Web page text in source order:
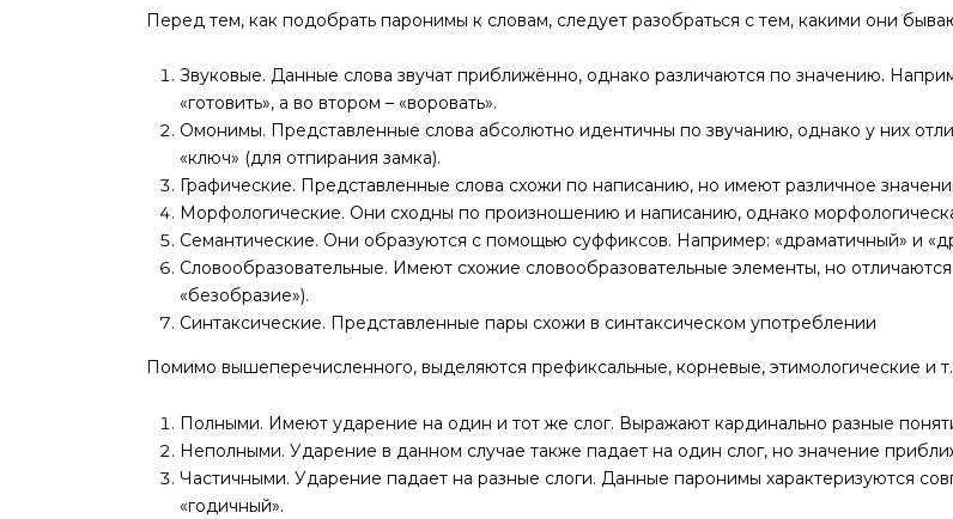
Перед тем, как подобрать паронимы к словам, следует разобраться с тем, какими они
Звуковые. Данные слова звучат приближённо, однако различаются по значению.
«готовить», а во втором – «воровать».
Омонимы. Представленные слова абсолютно идентичны по звучанию, однако у них
«ключ» (для отпирания замка).
Графические. Представленные слова схожи по написанию, но имеют различное
Морфологические. Они сходны по произношению и написанию, однако
Семантические. Они образуются с помощью суффиксов. Например: «драматичный» и
Словообразовательные. Имеют схожие словообразовательные элементы, но
«безобразие»).
Синтаксические. Представленные пары схожи в синтаксическом употреблении
Помимо вышеперечисленного, выделяются префиксальные, корневые, этимологические и
Полными. Имеют ударение на один и тот же слог. Выражают кардинально разные
Неполными. Ударение в данном случае также падает на один слог, но значение
Частичными. Ударение падает на разные слоги. Данные паронимы характеризуются
«годичный».